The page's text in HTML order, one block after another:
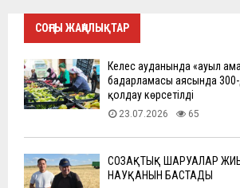
СОҢҒЫ ЖАҢАЛЫҚТАР
Келес ауданында «ауыл
бағдарламасы аясында
қолдау көрсетілді
23.07.2026 65
СОЗАҚТЫҚ ШАРУАЛАР
НАУҚАНЫН БАСТАДЫ